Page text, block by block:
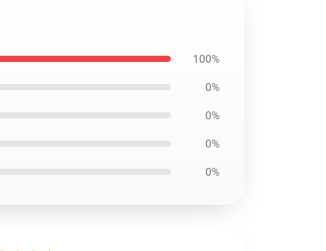
100%
0%
0%
0%
0%